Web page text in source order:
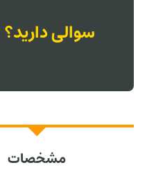
سوالی دارید؟
مشخصات